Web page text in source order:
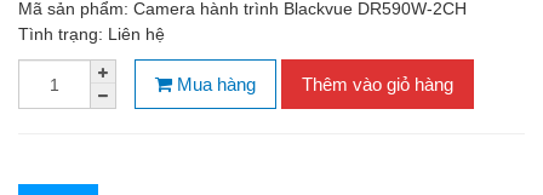
Mã sản phẩm: Camera hành trình Blackvue DR590W-2CH
Tình trạng: Liên hệ
Mua hàng Thêm vào giỏ hàng